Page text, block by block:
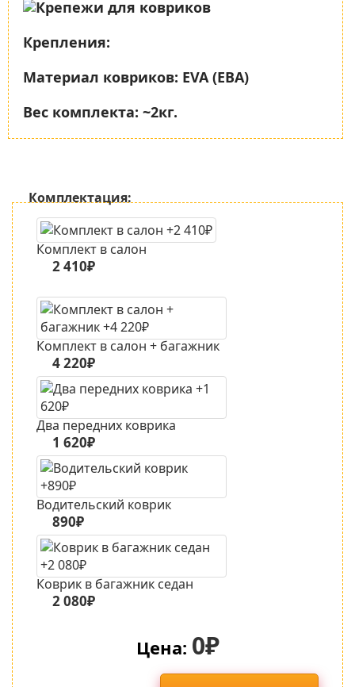
Крепления:
Материал ковриков: EVA (ЕВА)
Вес комплекта: ~2кг.
Комплектация:
Комплект в салон
2 410₽
Комплект в салон + багажник
4 220₽
Два передних коврика
1 620₽
Водительский коврик
890₽
Коврик в багажник седан
2 080₽
Цена: 0₽